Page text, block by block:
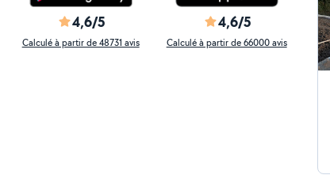
4,6/5
Calculé à partir de 48731 avis
4,6/5
Calculé à partir de 66000 avis